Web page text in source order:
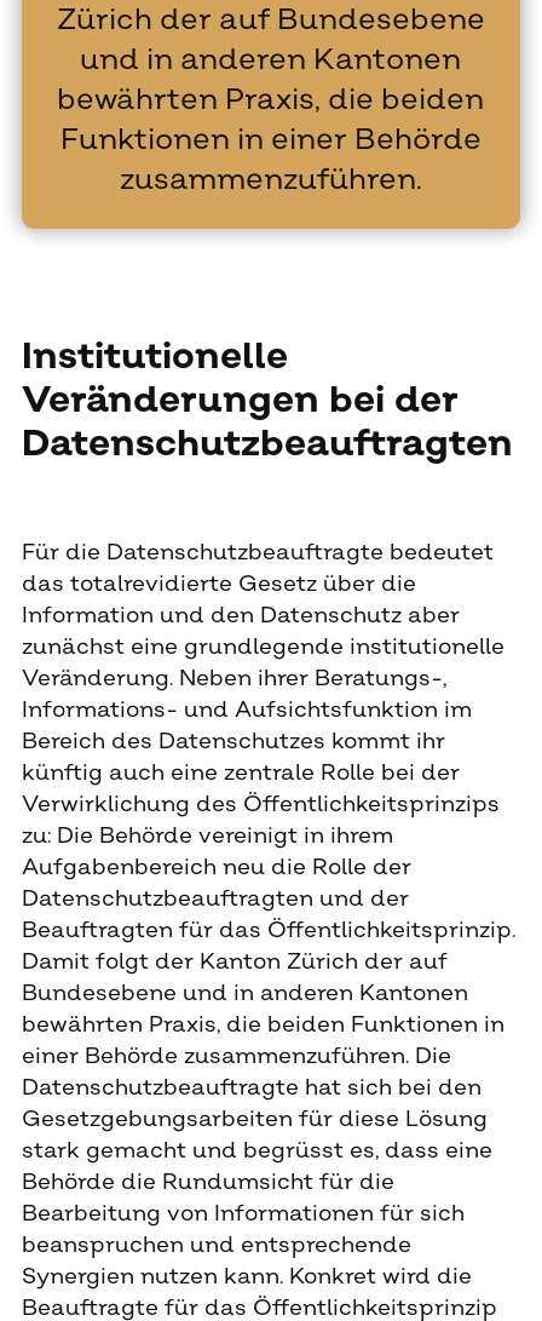
Zürich der auf Bundesebene
und in anderen Kantonen
bewährten Praxis, die beiden
Funktionen in einer Behörde
zusammenzuführen.
Institutionelle
Veränderungen bei der
Datenschutzbeauftragten
Für die Datenschutzbeauftragte bedeutet
das totalrevidierte Gesetz über die
Information und den Datenschutz aber
zunächst eine grundlegende institutionelle
Veränderung. Neben ihrer Beratungs-,
Informations- und Aufsichtsfunktion im
Bereich des Datenschutzes kommt ihr
künftig auch eine zentrale Rolle bei der
Verwirklichung des Öffentlichkeitsprinzips
zu: Die Behörde vereinigt in ihrem
Aufgabenbereich neu die Rolle der
Datenschutzbeauftragten und der
Beauftragten für das Öffentlichkeitsprinzip.
Damit folgt der Kanton Zürich der auf
Bundesebene und in anderen Kantonen
bewährten Praxis, die beiden Funktionen in
einer Behörde zusammenzuführen. Die
Datenschutzbeauftragte hat sich bei den
Gesetzgebungsarbeiten für diese Lösung
stark gemacht und begrüsst es, dass eine
Behörde die Rundumsicht für die
Bearbeitung von Informationen für sich
beanspruchen und entsprechende
Synergien nutzen kann. Konkret wird die
Beauftragte für das Öffentlichkeitsprinzip